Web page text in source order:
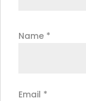
Name *
Email *